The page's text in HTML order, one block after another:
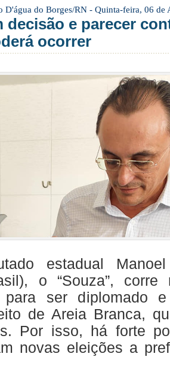
D'água do Borges/RN - Quinta-feira, 06 de
decisão e parecer
ocorrer
estadual
o “Souza”,
para ser diplomado
de Areia Branca,
Por isso, há forte
novas eleições a